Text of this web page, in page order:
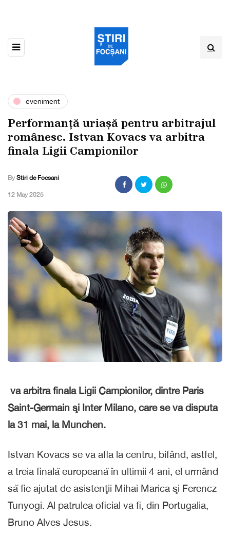
eveniment
Performanță uriașă pentru arbitrajul
românesc. Istvan Kovacs va arbitra
finala Ligii Campionilor
By Stiri de Focsani
,12 May 2025
va arbitra finala Ligii Campionilor, dintre Paris
Saint-Germain şi Inter Milano, care se va disputa
la 31 mai, la Munchen.
Istvan Kovacs se va afla la centru, bifând, astfel,
a treia finală europeană în ultimii 4 ani, el urmând
să fie ajutat de asistenţii Mihai Marica şi Ferencz
Tunyogi. Al patrulea oficial va fi, din Portugalia,
Bruno Alves Jesus.